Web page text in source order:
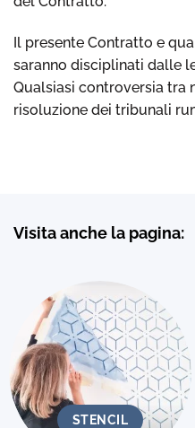
Il presente Contratto e
saranno disciplinati dalle
Qualsiasi controversia tra
risoluzione dei tribunali
Visita anche la pagina:
STENCIL